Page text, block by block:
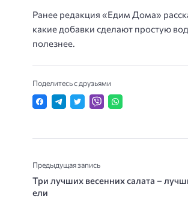
Ранее редакция «Едим Дома»
какие добавки сделают простую
полезнее.
Поделитесь с друзьями
Предыдущая запись
Три лучших весенних салата –
ели